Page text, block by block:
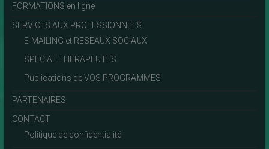
FORMATIONS en ligne
SERVICES AUX PROFESSIONNELS
E-MAILING et RESEAUX SOCIAUX
SPECIAL THERAPEUTES
Publications de VOS PROGRAMMES
PARTENAIRES
CONTACT
Politique de confidentialité